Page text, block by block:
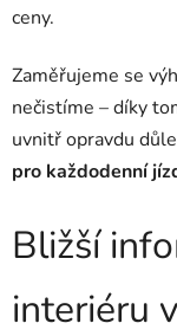
ceny.
Zaměřujeme se
nečistíme – díky
uvnitř opravdu
pro každodenní
Bližší
interiéru